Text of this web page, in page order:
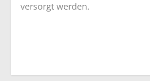
versorgt werden.